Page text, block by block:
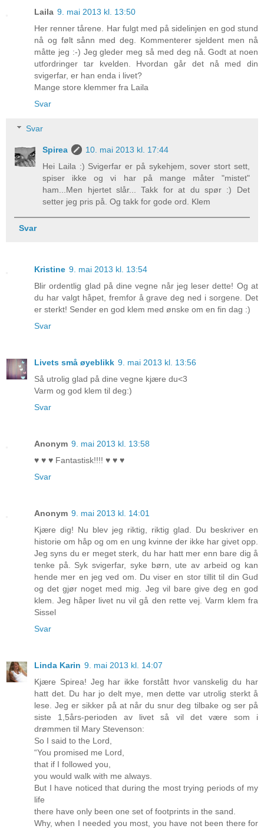
Laila 9. mai 2013 kl. 13:50
Her renner tårene. Har fulgt med på sidelinjen en god stund
nå og følt sånn med deg. Kommenterer sjeldent men nå
måtte jeg :-) Jeg gleder meg så med deg nå. Godt at noen
utfordringer tar kvelden. Hvordan går det nå med din
svigerfar, er han enda i livet?
Mange store klemmer fra Laila
Svar
Svar
Spirea
10. mai 2013 kl. 17:44
Hei Laila :) Svigerfar er på sykehjem, sover stort sett,
spiser ikke og vi har på mange måter "mistet"
ham...Men hjertet slår... Takk for at du spør :) Det
setter jeg pris på. Og takk for gode ord. Klem
Svar
Kristine 9. mai 2013 kl. 13:54
Blir ordentlig glad på dine vegne når jeg leser dette! Og at
du har valgt håpet, fremfor å grave deg ned i sorgene. Det
er sterkt! Sender en god klem med ønske om en fin dag :)
Svar
Livets små øyeblikk 9. mai 2013 kl. 13:56
Så utrolig glad på dine vegne kjære du<3
Varm og god klem til deg:)
Svar
Anonym 9. mai 2013 kl. 13:58
♥ ♥ ♥ Fantastisk!!!! ♥ ♥ ♥
Svar
Anonym 9. mai 2013 kl. 14:01
Kjære dig! Nu blev jeg riktig, riktig glad. Du beskriver en
historie om håp og om en ung kvinne der ikke har givet opp.
Jeg syns du er meget sterk, du har hatt mer enn bare dig å
tenke på. Syk svigerfar, syke børn, ute av arbeid og kan
hende mer en jeg ved om. Du viser en stor tillit til din Gud
og det gjør noget med mig. Jeg vil bare give deg en god
klem. Jeg håper livet nu vil gå den rette vej. Varm klem fra
Sissel
Svar
Linda Karin 9. mai 2013 kl. 14:07
Kjære Spirea! Jeg har ikke forstått hvor vanskelig du har
hatt det. Du har jo delt mye, men dette var utrolig sterkt å
lese. Jeg er sikker på at når du snur deg tilbake og ser på
siste 1,5års-perioden av livet så vil det være som i
drømmen til Mary Stevenson:
So I said to the Lord,
“You promised me Lord,
that if I followed you,
you would walk with me always.
But I have noticed that during the most trying periods of my
life
there have only been one set of footprints in the sand.
Why, when I needed you most, you have not been there for